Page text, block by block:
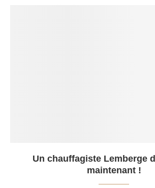
Un chauffagiste Lemberge
maintenant !